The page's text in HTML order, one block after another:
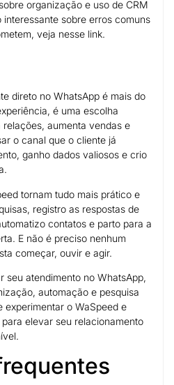
organização e uso de CRM
interessante sobre erros comuns
veja nesse link.
direto no WhatsApp é mais do
é uma escolha
aumenta vendas e
o canal que o cliente já
ganho dados valiosos e crio
tornam tudo mais prático e
registro as respostas de
contatos e parto para a
E não é preciso nenhum
começar, ouvir e agir.
seu atendimento no WhatsApp,
automação e pesquisa
experimentar o WaSpeed e
elevar seu relacionamento